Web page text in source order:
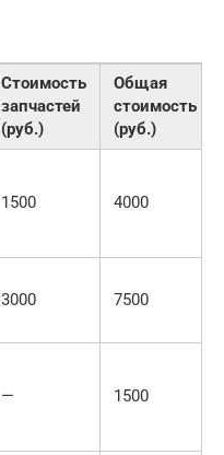
Стоимость
запчастей
(руб.)
Общая
стоимость
(руб.)
1500 4000
3000 7500
— 1500